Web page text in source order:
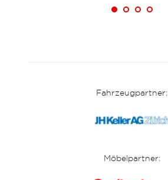
Fahrzeugpartner:
Möbelpartner: